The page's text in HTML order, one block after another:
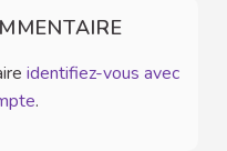
identifiez-vous avec
.